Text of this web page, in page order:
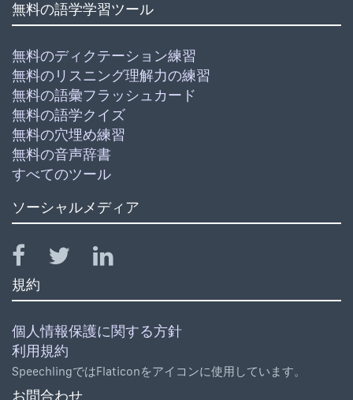
無料の語学学習ツール
無料のディクテーション練習
無料のリスニング理解力の練習
無料の語彙フラッシュカード
無料の語学クイズ
無料の穴埋め練習
無料の音声辞書
すべてのツール
ソーシャルメディア
規約
個人情報保護に関する方針
利用規約
SpeechlingではFlaticonをアイコンに使用しています。
お問合わせ